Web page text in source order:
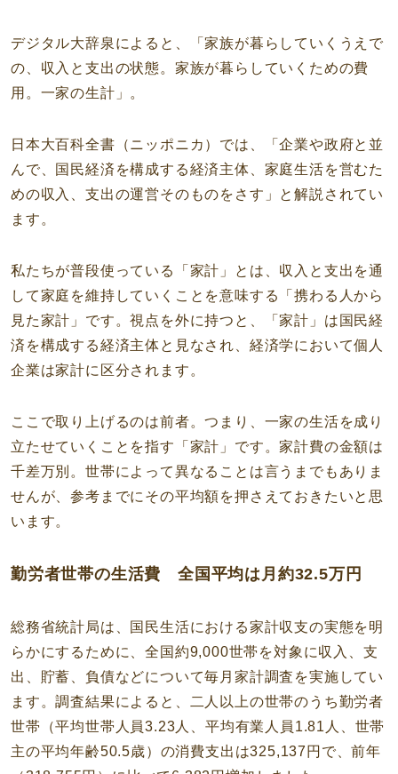
デジタル大辞泉によると、「家族が暮らしていくうえで
の、収入と支出の状態。家族が暮らしていくための費
用。一家の生計」。
日本大百科全書（ニッポニカ）では、「企業や政府と並
んで、国民経済を構成する経済主体、家庭生活を営むた
めの収入、支出の運営そのものをさす」と解説されてい
ます。
私たちが普段使っている「家計」とは、収入と支出を通
して家庭を維持していくことを意味する「携わる人から
見た家計」です。視点を外に持つと、「家計」は国民経
済を構成する経済主体と見なされ、経済学において個人
企業は家計に区分されます。
ここで取り上げるのは前者。つまり、一家の生活を成り
立たせていくことを指す「家計」です。家計費の金額は
千差万別。世帯によって異なることは言うまでもありま
せんが、参考までにその平均額を押さえておきたいと思
います。
勤労者世帯の生活費 全国平均は月約32.5万円
総務省統計局は、国民生活における家計収支の実態を明
らかにするために、全国約9,000世帯を対象に収入、支
出、貯蓄、負債などについて毎月家計調査を実施してい
ます。調査結果によると、二人以上の世帯のうち勤労者
世帯（平均世帯人員3.23人、平均有業人員1.81人、世帯
主の平均年齢50.5歳）の消費支出は325,137円で、前年